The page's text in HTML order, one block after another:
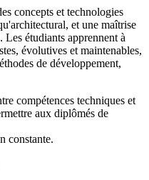
concepts et technologies
et une maîtrise
étudiants apprennent à
évolutives et maintenables,
de développement,
compétences techniques et
aux diplômés de
constante.